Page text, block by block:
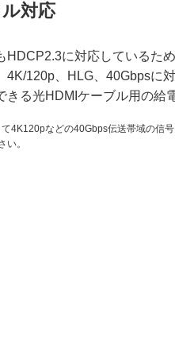
対応
HDCP2.3に対応しているた
4K/120p、HLG、40Gbpsに
きる光HDMIケーブル用の給
4K120pなどの40Gbps伝送帯域の信号
い。